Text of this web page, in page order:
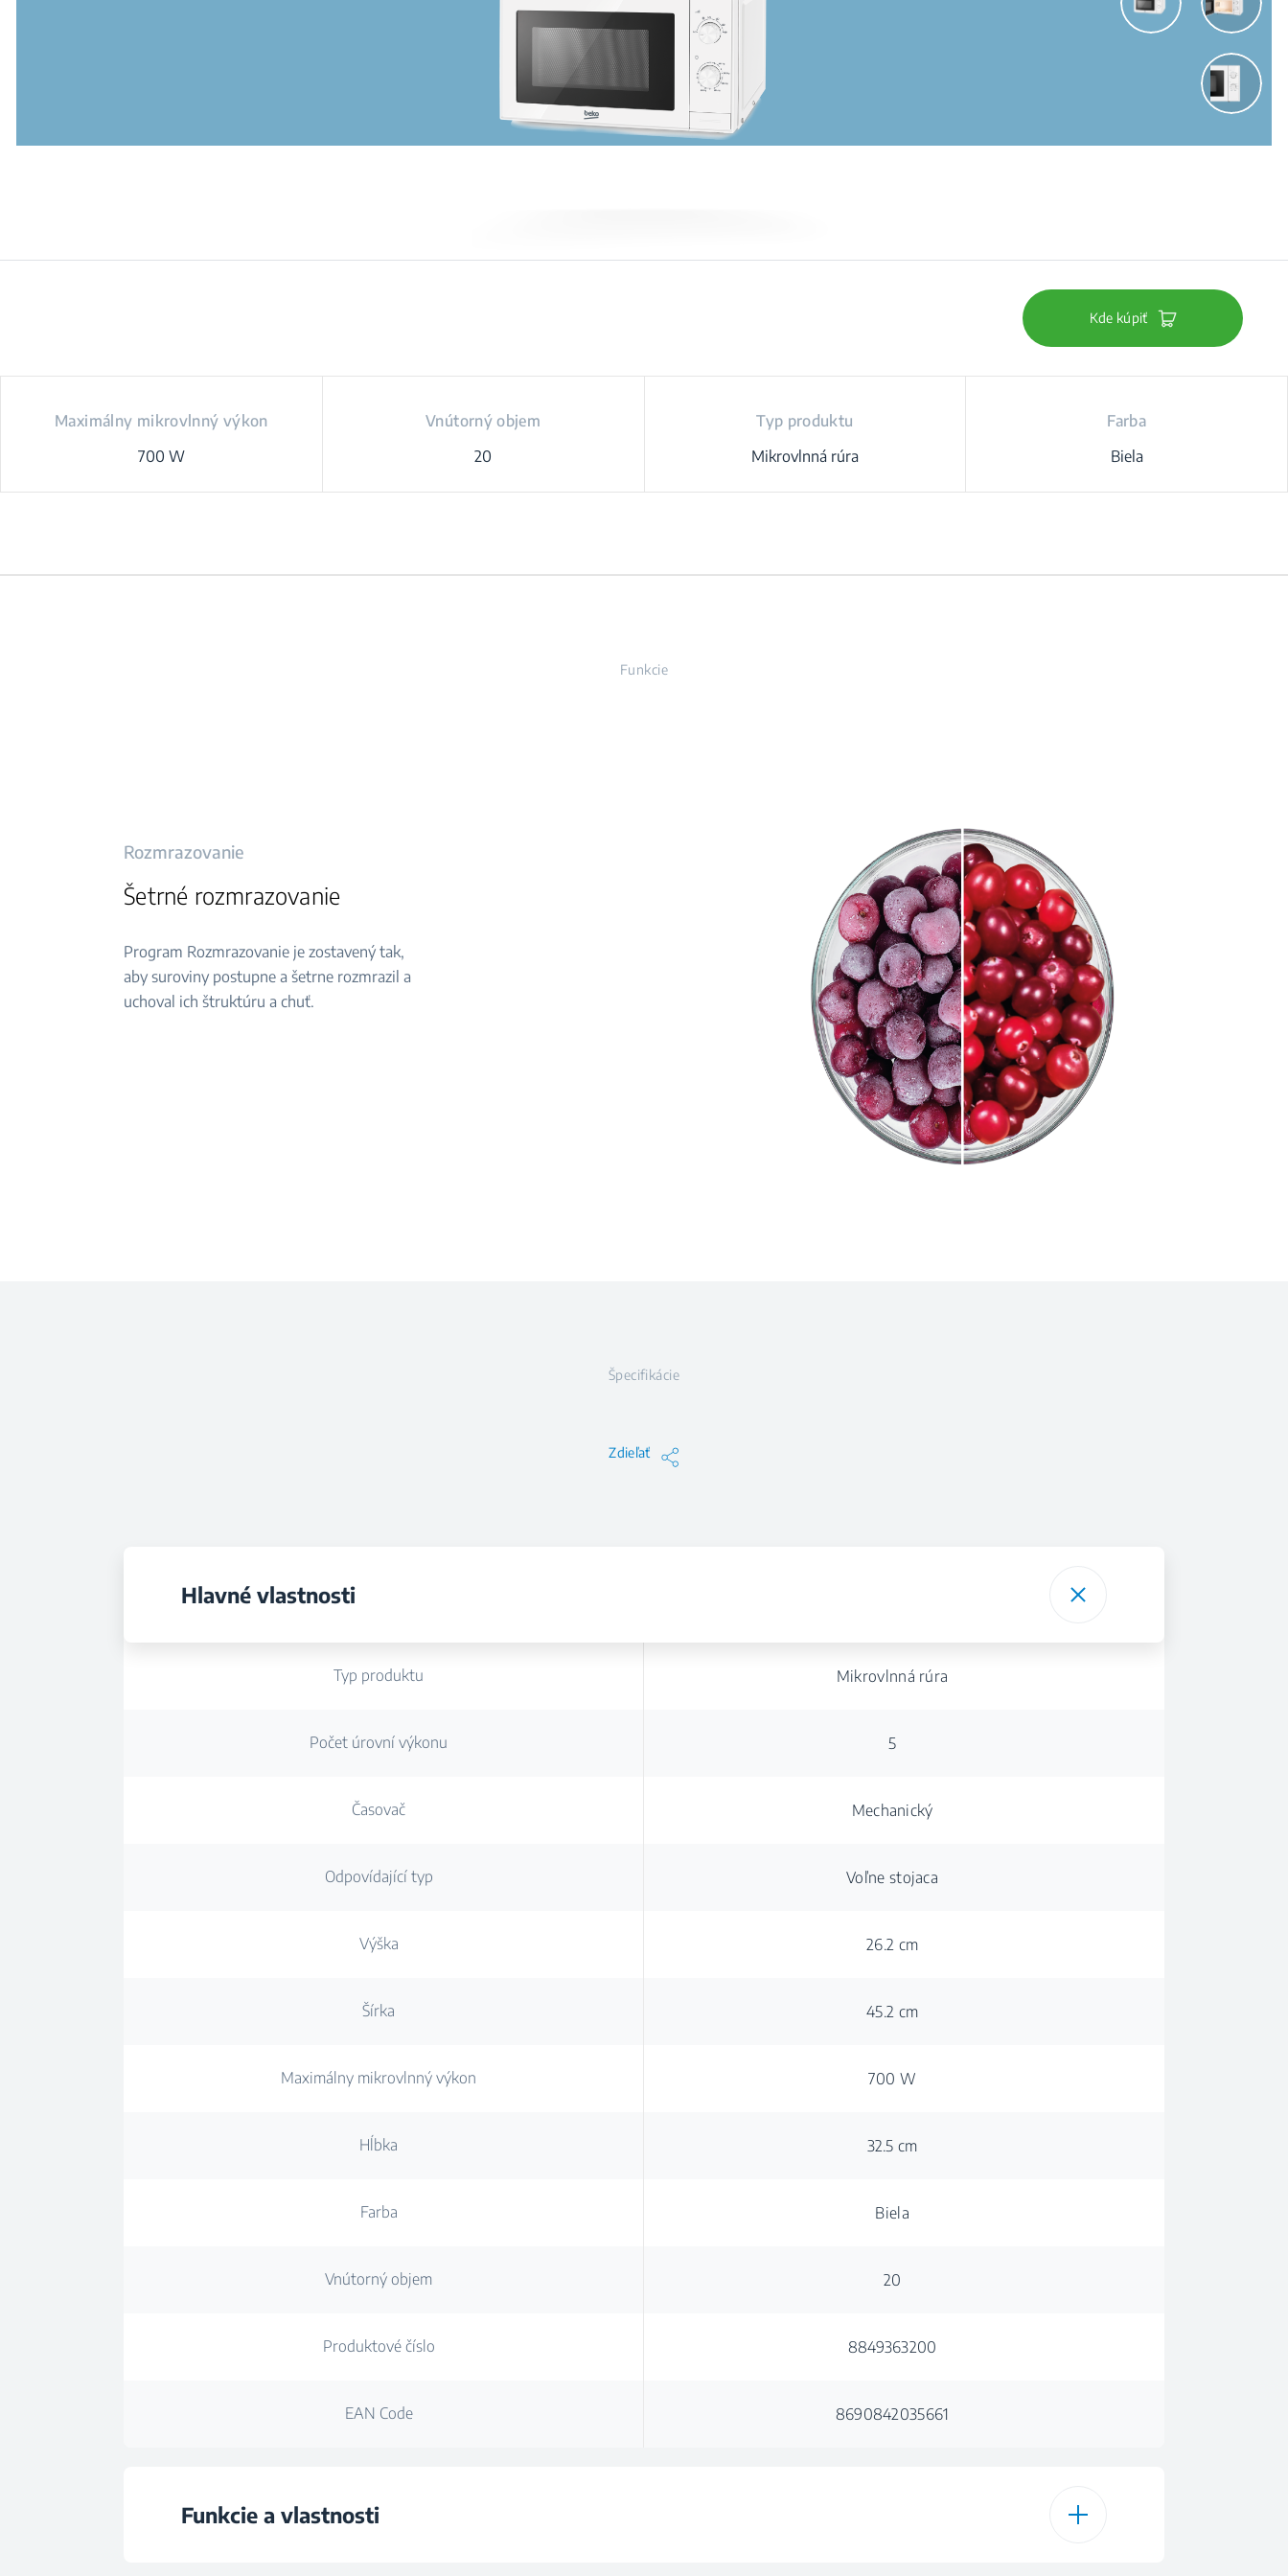
Kde kúpiť
Maximálny mikrovlnný výkon
700 W
Vnútorný objem
20
Typ produktu
Mikrovlnná rúra
Farba
Biela
Funkcie
Rozmrazovanie
Šetrné rozmrazovanie
Program Rozmrazovanie je zostavený tak,
aby suroviny postupne a šetrne rozmrazil a
uchoval ich štruktúru a chuť.
Špecifikácie
Zdieľať
Hlavné vlastnosti
Typ produktu Mikrovlnná rúra
Počet úrovní výkonu 5
Časovač Mechanický
Odpovídající typ Voľne stojaca
Výška 26.2 cm
Šírka 45.2 cm
Maximálny mikrovlnný výkon 700 W
Hĺbka 32.5 cm
Farba Biela
Vnútorný objem 20
Produktové číslo 8849363200
EAN Code 8690842035661
Funkcie a vlastnosti